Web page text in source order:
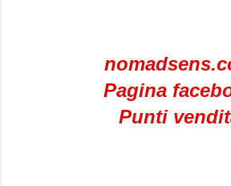
Pagina
Punti